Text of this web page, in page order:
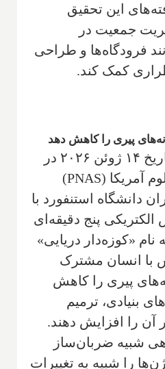
این تحقیق
جمعیت در
فرودگاه‌ها و طراحی
کمک کند.
پیری را کاهش دهد
طبق مطالعه‌ای که تاریخ ۱۴ ژوئن ۲۰۲۶ در
مجله آکادمی ملی علوم آمریکا (PNAS)
دانشگاه استنفورد با
پنج دقیقه‌ای
نام «کوزه‌دار دریایی»
با انسان مشترک
پیری را کاهش
بنیادی، ترمیم
را افزایش دهند.
شبیه ضربان‌ساز
را شبیه به تغییرات